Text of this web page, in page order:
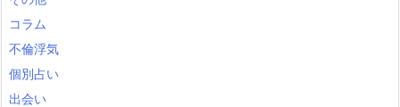
コラム
不倫浮気
個別占い
出会い